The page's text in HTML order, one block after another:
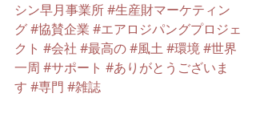
シン早月事業所#生産財マーケティン
グ#協賛企業 #エアロジパングプロジェ
クト #会社 #最高の#風土 #環境#世界
一周 #サポート #ありがとうございま
す #専門 #雑誌